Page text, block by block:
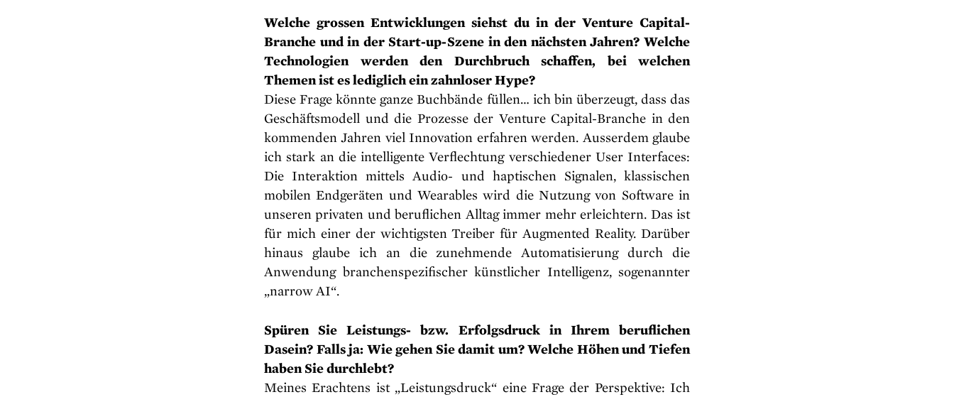
Welche grossen Entwicklungen siehst du in der Venture Capital-
Branche und in der Start-up-Szene in den nächsten Jahren? Welche
Technologien werden den Durchbruch schaffen, bei welchen
Themen ist es lediglich ein zahnloser Hype?
Diese Frage könnte ganze Buchbände füllen… ich bin überzeugt, dass das
Geschäftsmodell und die Prozesse der Venture Capital-Branche in den
kommenden Jahren viel Innovation erfahren werden. Ausserdem glaube
ich stark an die intelligente Verflechtung verschiedener User Interfaces:
Die Interaktion mittels Audio- und haptischen Signalen, klassischen
mobilen Endgeräten und Wearables wird die Nutzung von Software in
unseren privaten und beruflichen Alltag immer mehr erleichtern. Das ist
für mich einer der wichtigsten Treiber für Augmented Reality. Darüber
hinaus glaube ich an die zunehmende Automatisierung durch die
Anwendung branchenspezifischer künstlicher Intelligenz, sogenannter
„narrow AI“.
Spüren Sie Leistungs- bzw. Erfolgsdruck in Ihrem beruflichen
Dasein? Falls ja: Wie gehen Sie damit um? Welche Höhen und Tiefen
haben Sie durchlebt?
Meines Erachtens ist „Leistungsdruck“ eine Frage der Perspektive: Ich